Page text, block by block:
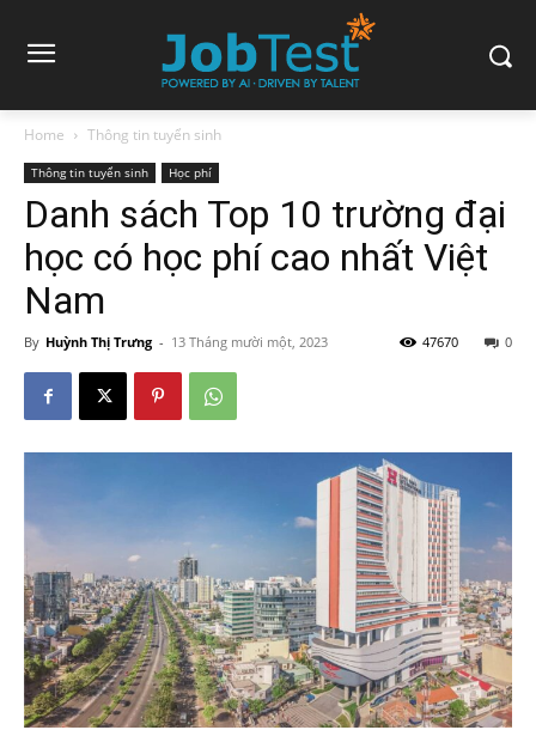
Home Thông tin tuyển sinh
Thông tin tuyển sinh Học phí
Danh sách Top 10 trường đại
học có học phí cao nhất Việt
Nam
By Huỳnh Thị Trưng - 13 Tháng mười một, 2023 0
47670